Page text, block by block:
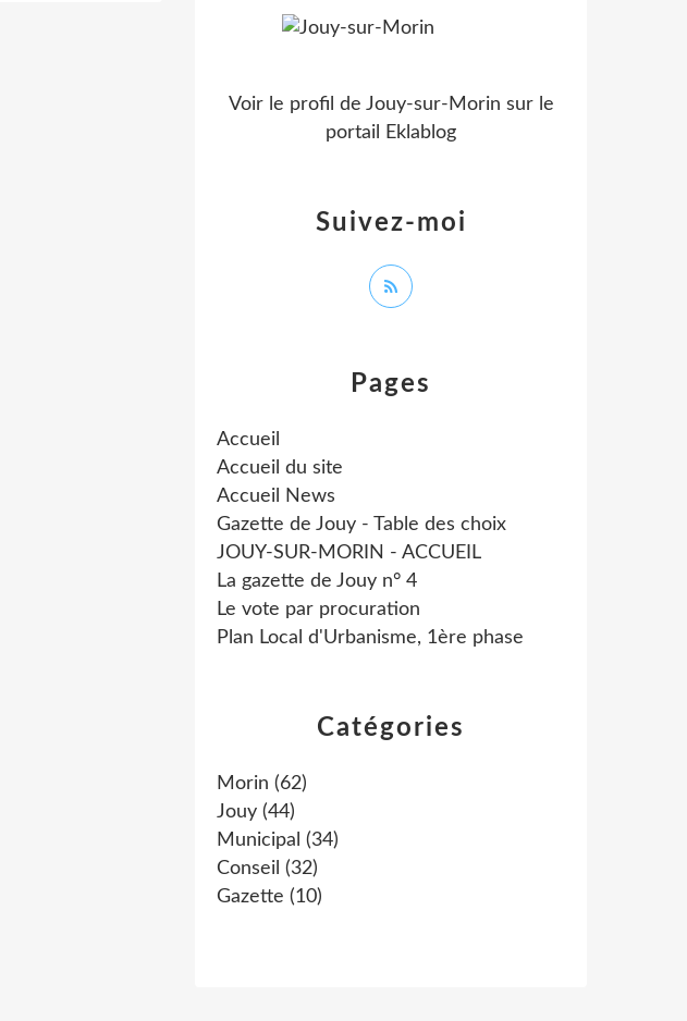
Catégories
Morin (62)
Jouy (44)
Municipal (34)
Conseil (32)
Gazette (10)
Pages
Accueil
Accueil du site
Accueil News
Gazette de Jouy - Table des choix
JOUY-SUR-MORIN - ACCUEIL
La gazette de Jouy n° 4
Le vote par procuration
Plan Local d'Urbanisme, 1ère phase
Suivez-moi
Voir le profil de Jouy-sur-Morin sur le
portail Eklablog